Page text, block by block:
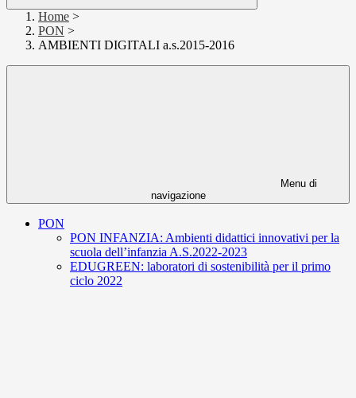
Home >
PON >
AMBIENTI DIGITALI a.s.2015-2016
Menu di
navigazione
PON
PON INFANZIA: Ambienti didattici innovativi per la
scuola dell’infanzia A.S.2022-2023
EDUGREEN: laboratori di sostenibilità per il primo
ciclo 2022